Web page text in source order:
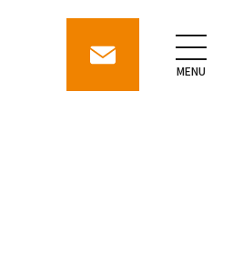
contact
MENU